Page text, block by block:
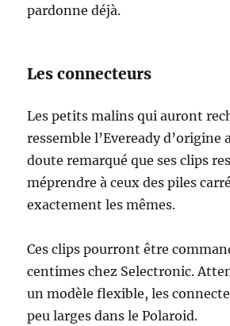
pardonne déjà.
Les connecteurs
Les petits malins qui auront
ressemble l’Eveready d’origine
doute remarqué que ses clips
méprendre à ceux des piles
exactement les mêmes.
Ces clips pourront être
centimes chez Selectronic.
un modèle flexible, les
peu larges dans le Polaroid.